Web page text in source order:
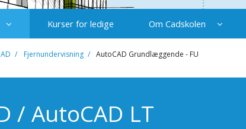
Kurser for ledige Om Cadskolen
Fjernundervisning AutoCAD Grundlæggende - FU
/ AutoCAD LT